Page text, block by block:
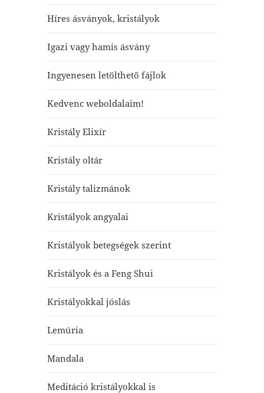
Híres ásványok, kristályok
Igazi vagy hamis ásvány
Ingyenesen letölthető fájlok
Kedvenc weboldalaim!
Kristály Elixír
Kristály oltár
Kristály talizmánok
Kristályok angyalai
Kristályok betegségek szerint
Kristályok és a Feng Shui
Kristályokkal jóslás
Lemúria
Mandala
Meditáció kristályokkal is